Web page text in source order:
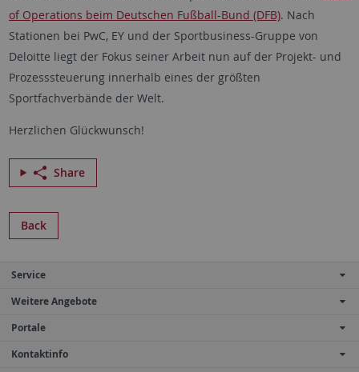
of Operations beim Deutschen Fußball-Bund (DFB). Nach
Stationen bei PwC, EY und der Sportbusiness-Gruppe von
Deloitte liegt der Fokus seiner Arbeit nun auf der Projekt- und
Prozesssteuerung innerhalb eines der größten
Sportfachverbände der Welt.
Herzlichen Glückwunsch!
Share
Back
Service
Weitere Angebote
Portale
Kontaktinfo